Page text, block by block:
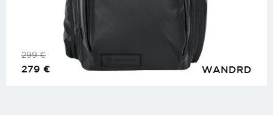
WANDRD
299€
279 €